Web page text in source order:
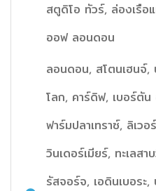
สตูดิโอ ทัวร์, ล่องเรือแ
ออฟ ลอนดอน
ลอนดอน, สโตนเฮนจ์,
โลก, คาร์ดิฟ, เบอร์ตัน
ฟาร์มปลาเทราซ์, ลิเว
วินเดอร์เมียร์, ทะเลส
รัสจอร์จ, เอดินเบอระ,